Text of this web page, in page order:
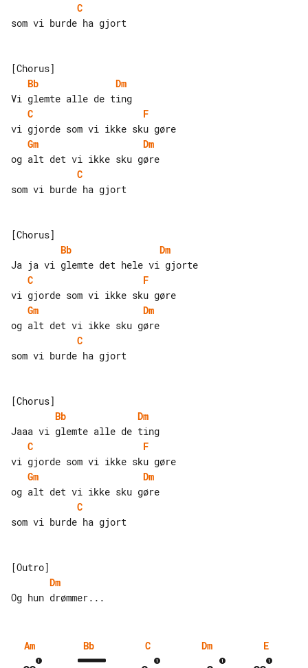
C
som vi burde ha gjort
Bb
Dm
C
F
Gm
Dm
C
som vi burde ha gjort
Bb
Dm
C
F
Gm
Dm
C
som vi burde ha gjort
Bb
Dm
C
F
Gm
Dm
C
som vi burde ha gjort
Dm
Am Bb C Dm E